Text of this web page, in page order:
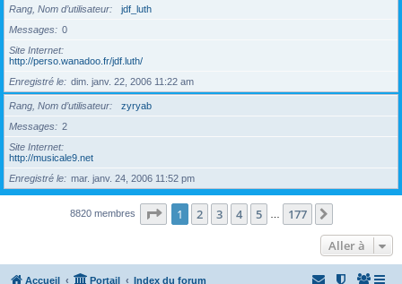
Rang, Nom d’utilisateur
jdf_luth
Messages
0
Site Internet
http://perso.wanadoo.fr/jdf.luth/
Enregistré le
dim. janv. 22, 2006 11:22 am
Rang, Nom d’utilisateur
zyryab
Messages
2
Site Internet
http://musicale9.net
Enregistré le
mar. janv. 24, 2006 11:52 pm
8820 membres Page 1sur177
1 2 3 4 5 177
Aller à
Accueil Portail Index du forum